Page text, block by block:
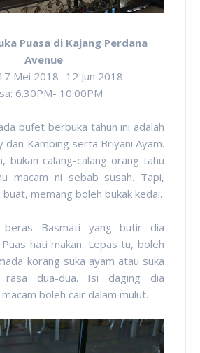
Puasa di Kajang Perdana
Avenue
Mei 2018- 12 Jun 2018
6.30PM- 10.00PM
bufet berbuka tahun ini adalah
dan Kambing serta Briyani Ayam.
bukan calang-calang orang tahu
macam ni sebab susah. Tapi,
memang boleh bukak kedai.
beras Basmati yang butir dia
hati makan. Lepas tu, boleh
korang suka ayam atau suka
rasa dua-dua. Isi daging dia
boleh cair dalam mulut.